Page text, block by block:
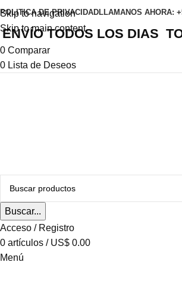
Skip to navigation
Skip to main content
POLITICA DE PRIVACIDADLLAMANOS AHORA:
ENVÍO TODOS LOS DIAS
0 Comparar
0 Lista de Deseos
Buscar...
Acceso / Registro
0 artículos / US$ 0.00
Menú